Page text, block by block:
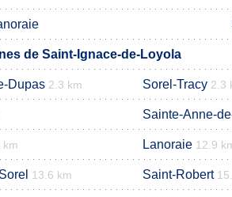
de Saint-Ignace-de-Loyola
Dupas 2.3 km Sorel-Tracy 2.3
Sainte-Anne-
km Lanoraie 12.9
13.6 km Saint-Robert